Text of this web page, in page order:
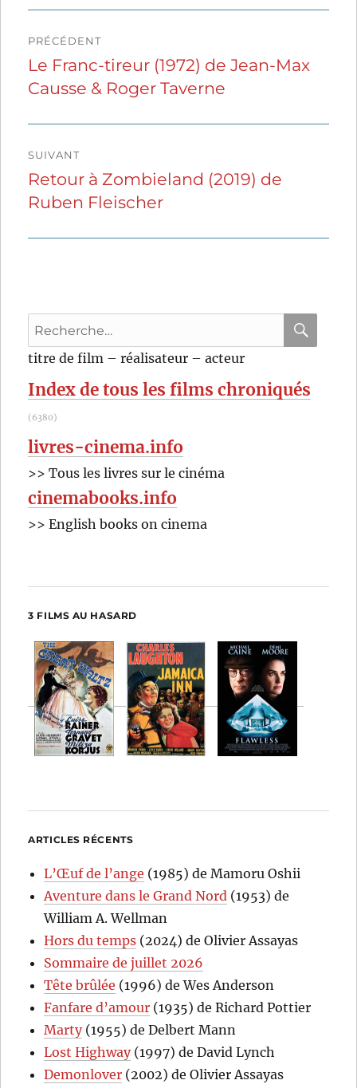
de
l’article
PRÉCÉDENT
Publication
précédente :
Le Franc-tireur (1972) de Jean-Max
Causse & Roger Taverne
SUIVANT
Publication
suivante :
Retour à Zombieland (2019) de
Ruben Fleischer
Recherche
pour
titre de film – réalisateur – acteur
Index de tous les films chroniqués
(6380)
livres-cinema.info
>> Tous les livres sur le cinéma
cinemabooks.info
>> English books on cinema
3 FILMS AU HASARD
ARTICLES RÉCENTS
L’Œuf de l’ange (1985) de Mamoru Oshii
Aventure dans le Grand Nord (1953) de
William A. Wellman
Hors du temps (2024) de Olivier Assayas
Sommaire de juillet 2026
Tête brûlée (1996) de Wes Anderson
Fanfare d’amour (1935) de Richard Pottier
Marty(1955) de Delbert Mann
Lost Highway(1997) de David Lynch
Demonlover (2002) de Olivier Assayas